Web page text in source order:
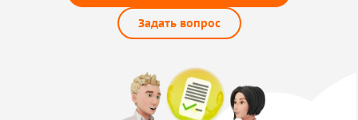
Задать вопрос